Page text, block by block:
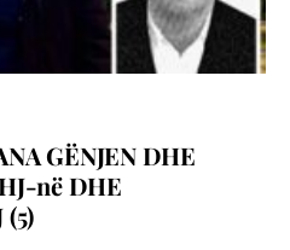
GËNJEN DHE
në DHE